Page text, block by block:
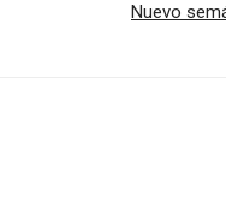
Nuevo